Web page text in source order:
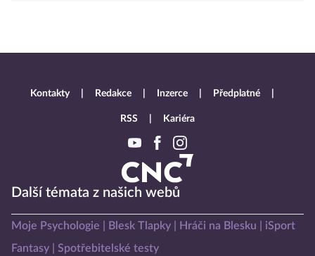
Další témata z našich webů
Moje Psychologie Blesk Tlapky Hráči na Blesku
iSport
Fantasy
Spotřebitelské testy
Kontakty Redakce Inzerce Předplatné
RSS Kariéra